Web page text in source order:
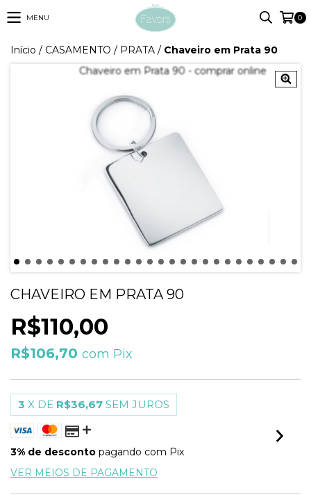
MENU 0
Início / CASAMENTO / PRATA / Chaveiro em Prata 90
CHAVEIRO EM PRATA 90
R$110,00
R$106,70 com Pix
3 X DE R$36,67 SEM JUROS
3% de desconto pagando com Pix
VER MEIOS DE PAGAMENTO